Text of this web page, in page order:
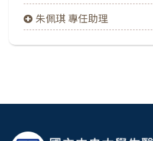
朱佩琪 專任助理